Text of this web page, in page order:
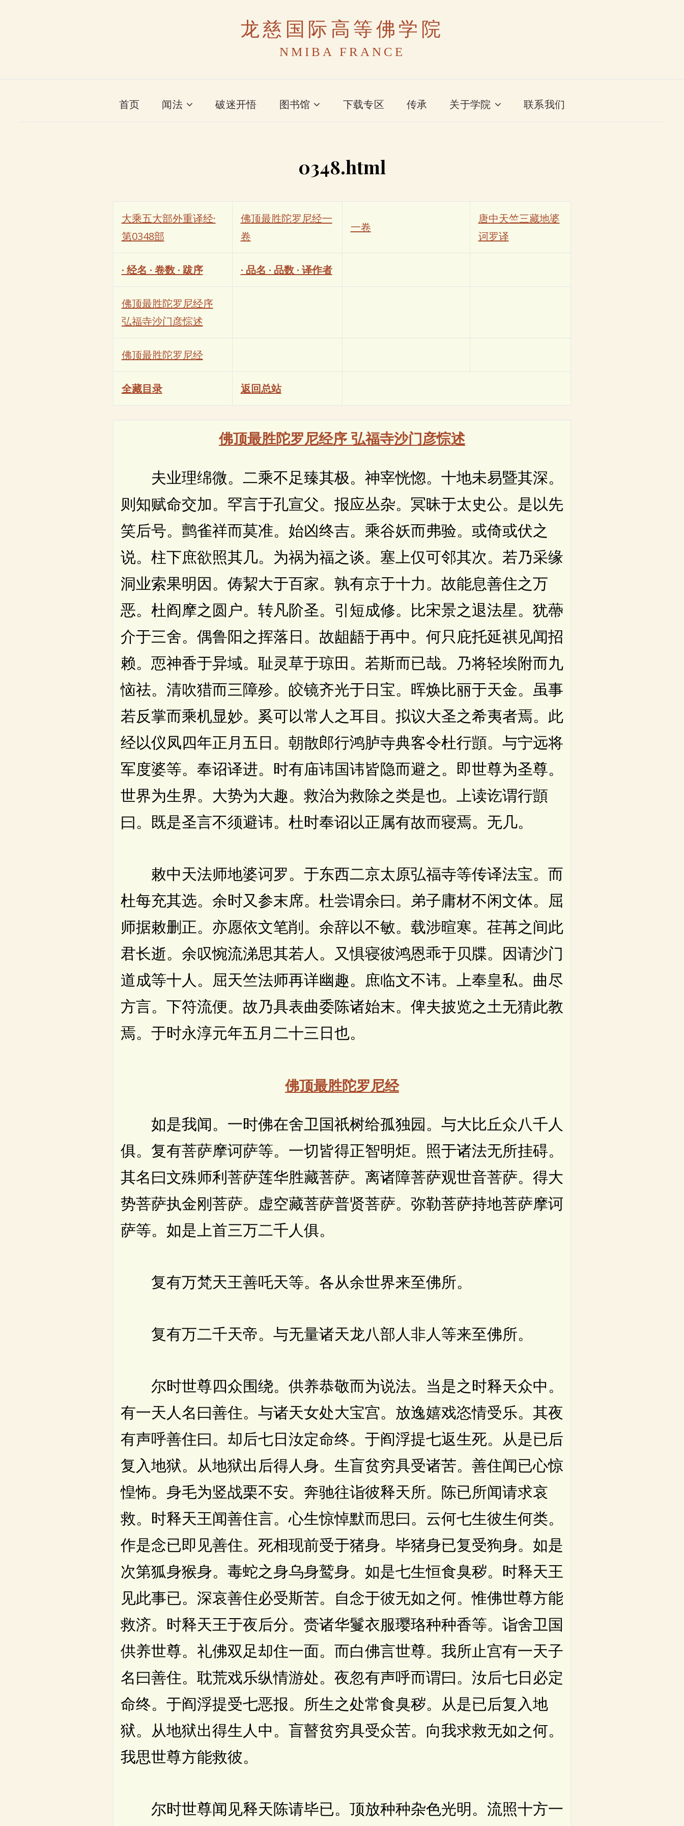
龙慈国际高等佛学院
NMIBA FRANCE
首页 闻法 破迷开悟 图书馆 下载专区 传承 关于学院 联系我们
0348.html
大乘五大部外重译经·
第0348部
佛顶最胜陀罗尼经一
卷
一卷
唐中天竺三藏地婆
诃罗译
· 经名 · 卷数 · 跋序 · 品名 · 品数 · 译作者
佛顶最胜陀罗尼经序
弘福寺沙门彦悰述
佛顶最胜陀罗尼经
全藏目录 返回总站
佛顶最胜陀罗尼经序 弘福寺沙门彦悰述
夫业理绵微。二乘不足臻其极。神宰恍惚。十地未易暨其深。
则知赋命交加。罕言于孔宣父。报应丛杂。冥昧于太史公。是以先
笑后号。鹯雀祥而莫准。始凶终吉。乘谷妖而弗验。或倚或伏之
说。柱下庶欲照其几。为祸为福之谈。塞上仅可邻其次。若乃采缘
洞业索果明因。俦絜大于百家。孰有京于十力。故能息善住之万
恶。杜阎摩之圆户。转凡阶圣。引短成修。比宋景之退法星。犹蔕
介于三舍。偶鲁阳之挥落日。故龃龉于再中。何只庇托延祺见闻招
赖。恧神香于异域。耻灵草于琼田。若斯而已哉。乃将轻埃附而九
恼祛。清吹猎而三障殄。皎镜齐光于日宝。晖焕比丽于天金。虽事
若反掌而乘机显妙。奚可以常人之耳目。拟议大圣之希夷者焉。此
经以仪凤四年正月五日。朝散郎行鸿胪寺典客令杜行顗。与宁远将
军度婆等。奉诏译进。时有庙讳国讳皆隐而避之。即世尊为圣尊。
世界为生界。大势为大趣。救治为救除之类是也。上读讫谓行顗
曰。既是圣言不须避讳。杜时奉诏以正属有故而寝焉。无几。
敕中天法师地婆诃罗。于东西二京太原弘福寺等传译法宝。而
杜每充其选。余时又参末席。杜尝谓余曰。弟子庸材不闲文体。屈
师据敕删正。亦愿依文笔削。余辞以不敏。载涉暄寒。荏苒之间此
君长逝。余叹惋流涕思其若人。又惧寝彼鸿恩乖于贝牒。因请沙门
道成等十人。屈天竺法师再详幽趣。庶临文不讳。上奉皇私。曲尽
方言。下符流便。故乃具表曲委陈诸始末。俾夫披览之土无猜此教
焉。于时永淳元年五月二十三日也。
佛顶最胜陀罗尼经
如是我闻。一时佛在舍卫国祇树给孤独园。与大比丘众八千人
俱。复有菩萨摩诃萨等。一切皆得正智明炬。照于诸法无所挂碍。
其名曰文殊师利菩萨莲华胜藏菩萨。离诸障菩萨观世音菩萨。得大
势菩萨执金刚菩萨。虚空藏菩萨普贤菩萨。弥勒菩萨持地菩萨摩诃
萨等。如是上首三万二千人俱。
复有万梵天王善吒天等。各从余世界来至佛所。
复有万二千天帝。与无量诸天龙八部人非人等来至佛所。
尔时世尊四众围绕。供养恭敬而为说法。当是之时释天众中。
有一天人名曰善住。与诸天女处大宝宫。放逸嬉戏恣情受乐。其夜
有声呼善住曰。却后七日汝定命终。于阎浮提七返生死。从是已后
复入地狱。从地狱出后得人身。生盲贫穷具受诸苦。善住闻已心惊
惶怖。身毛为竖战栗不安。奔驰往诣彼释天所。陈已所闻请求哀
救。时释天王闻善住言。心生惊悼默而思曰。云何七生彼生何类。
作是念已即见善住。死相现前受于猪身。毕猪身已复受狗身。如是
次第狐身猴身。毒蛇之身乌身鹫身。如是七生恒食臭秽。时释天王
见此事已。深哀善住必受斯苦。自念于彼无如之何。惟佛世尊方能
救济。时释天王于夜后分。赍诸华鬘衣服璎珞种种香等。诣舍卫国
供养世尊。礼佛双足却住一面。而白佛言世尊。我所止宫有一天子
名曰善住。耽荒戏乐纵情游处。夜忽有声呼而谓曰。汝后七日必定
命终。于阎浮提受七恶报。所生之处常食臭秽。从是已后复入地
狱。从地狱出得生人中。盲瞽贫穷具受众苦。向我求救无如之何。
我思世尊方能救彼。
尔时世尊闻见释天陈请毕已。顶放种种杂色光明。流照十方一